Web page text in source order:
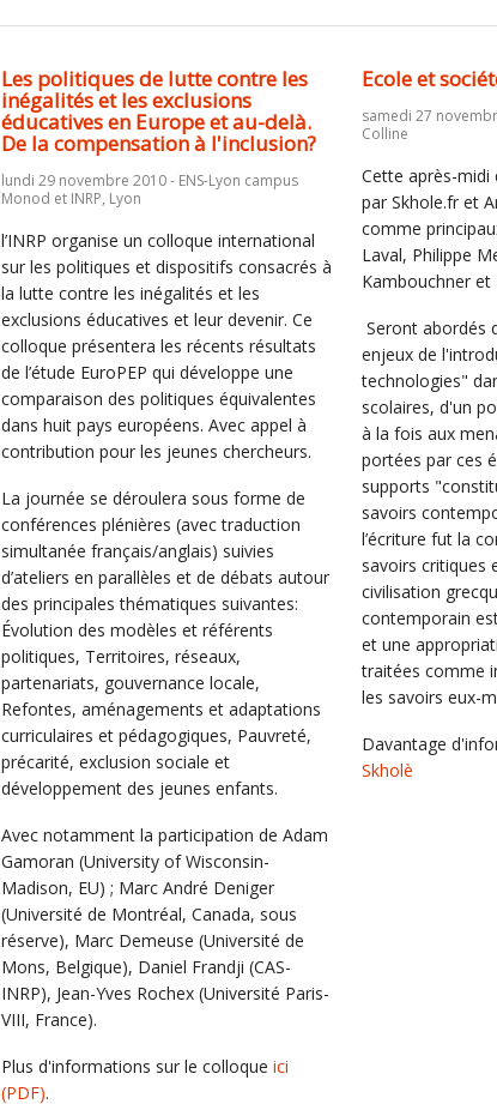
Les politiques de lutte contre les
inégalités et les exclusions
éducatives en Europe et au-delà.
De la compensation à l'inclusion?
lundi 29 novembre 2010 - ENS-Lyon campus
Monod et INRP, Lyon
l’INRP organise un colloque international
sur les politiques et dispositifs consacrés à
la lutte contre les inégalités et les
exclusions éducatives et leur devenir. Ce
colloque présentera les récents résultats
de l’étude EuroPEP qui développe une
comparaison des politiques équivalentes
dans huit pays européens. Avec appel à
contribution pour les jeunes chercheurs.
La journée se déroulera sous forme de
conférences plénières (avec traduction
simultanée français/anglais) suivies
d’ateliers en parallèles et de débats autour
des principales thématiques suivantes:
Évolution des modèles et référents
politiques, Territoires, réseaux,
partenariats, gouvernance locale,
Refontes, aménagements et adaptations
curriculaires et pédagogiques, Pauvreté,
précarité, exclusion sociale et
développement des jeunes enfants.
Avec notamment la participation de Adam
Gamoran (University of Wisconsin-
Madison, EU) ; Marc André Deniger
(Université de Montréal, Canada, sous
réserve), Marc Demeuse (Université de
Mons, Belgique), Daniel Frandji (CAS-
INRP), Jean-Yves Rochex (Université Paris-
VIII, France).
Plus d'informations sur le colloque ici
(PDF).
Ecole et
samedi 27
Colline
Cette après-midi
par Skhole.fr et
comme
Laval, Philippe
Kambouchner et
Seront abordés
enjeux de
technologies"
scolaires, d'un
à la fois aux
portées par ces
supports
savoirs
l’écriture fut la
savoirs critiques
civilisation
contemporain
et une
traitées comme
les savoirs eux-
Davantage
Skholè